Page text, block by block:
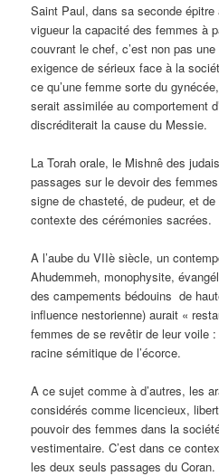
Saint Paul, dans sa seconde
vigueur la capacité des femmes à
couvrant le chef, c’est non pas
exigence de sérieux face à la
ce qu’une femme sorte du
serait assimilée au comportement
discréditerait la cause du Messie.
La Torah orale, le Mishnê des
passages sur le devoir des
signe de chasteté, de pudeur, et
contexte des cérémonies sacrées.
A l’aube du VIIè siècle, un
Ahudemmeh, monophysite,
des campements bédouins de
influence nestorienne) aurait «
femmes de se revêtir de leur voile
racine sémitique de l’écorce.
A ce sujet comme à d’autres, les
considérés comme licencieux,
pouvoir des femmes dans la
vestimentaire. C’est dans ce
les deux seuls passages du Coran.